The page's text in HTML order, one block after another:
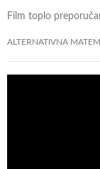
Film toplo
ALTERNATIVNA